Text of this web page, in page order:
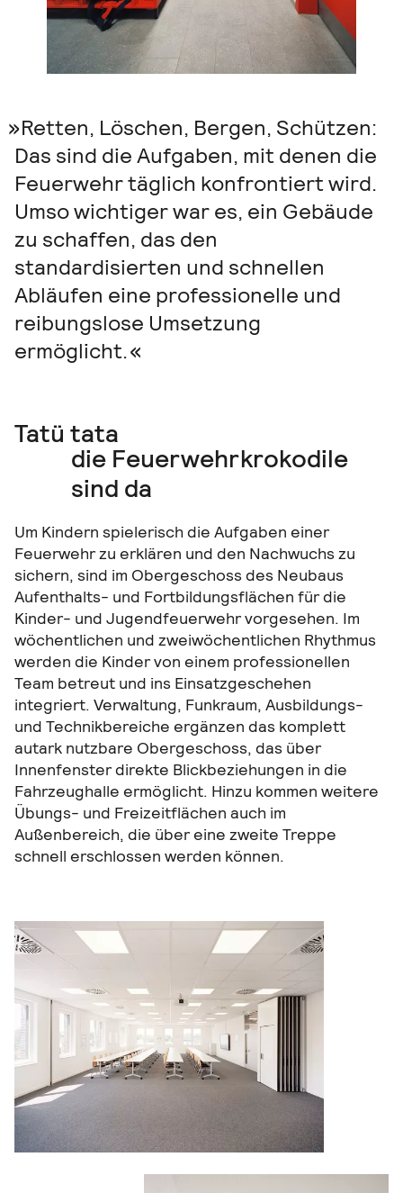
Retten, Löschen, Bergen, Schützen:
Das sind die Aufgaben, mit denen die
Feuerwehr täglich konfrontiert wird.
Umso wichtiger war es, ein Gebäude
zu schaffen, das den
standardisierten und schnellen
Abläufen eine professionelle und
reibungslose Umsetzung
ermöglicht.
Tatü tata
die Feuerwehrkrokodile
sind da
Um Kindern spielerisch die Aufgaben einer
Feuerwehr zu erklären und den Nachwuchs zu
sichern, sind im Obergeschoss des Neubaus
Aufenthalts- und Fortbildungsflächen für die
Kinder- und Jugendfeuerwehr vorgesehen. Im
wöchentlichen und zweiwöchentlichen Rhythmus
werden die Kinder von einem professionellen
Team betreut und ins Einsatzgeschehen
integriert. Verwaltung, Funkraum, Ausbildungs-
und Technikbereiche ergänzen das komplett
autark nutzbare Obergeschoss, das über
Innenfenster direkte Blickbeziehungen in die
Fahrzeughalle ermöglicht. Hinzu kommen weitere
Übungs- und Freizeitflächen auch im
Außenbereich, die über eine zweite Treppe
schnell erschlossen werden können.